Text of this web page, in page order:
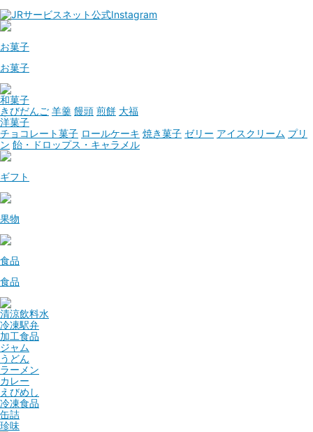
お菓子
お菓子
和菓子
きびだんご 羊羹 饅頭 煎餅 大福
洋菓子
チョコレート菓子 ロールケーキ 焼き菓子 ゼリー アイスクリーム プリ
ン 飴・ドロップス・キャラメル
ギフト
果物
食品
食品
清涼飲料水
冷凍駅弁
加工食品
ジャム
うどん
ラーメン
カレー
えびめし
冷凍食品
缶詰
珍味